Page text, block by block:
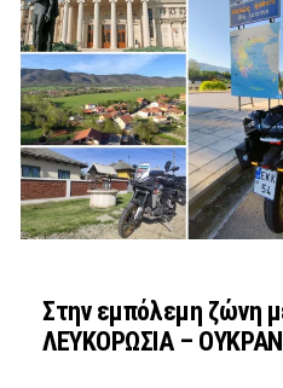
Στην εμπόλεμη ζώνη
ΛΕΥΚΟΡΩΣΙΑ –